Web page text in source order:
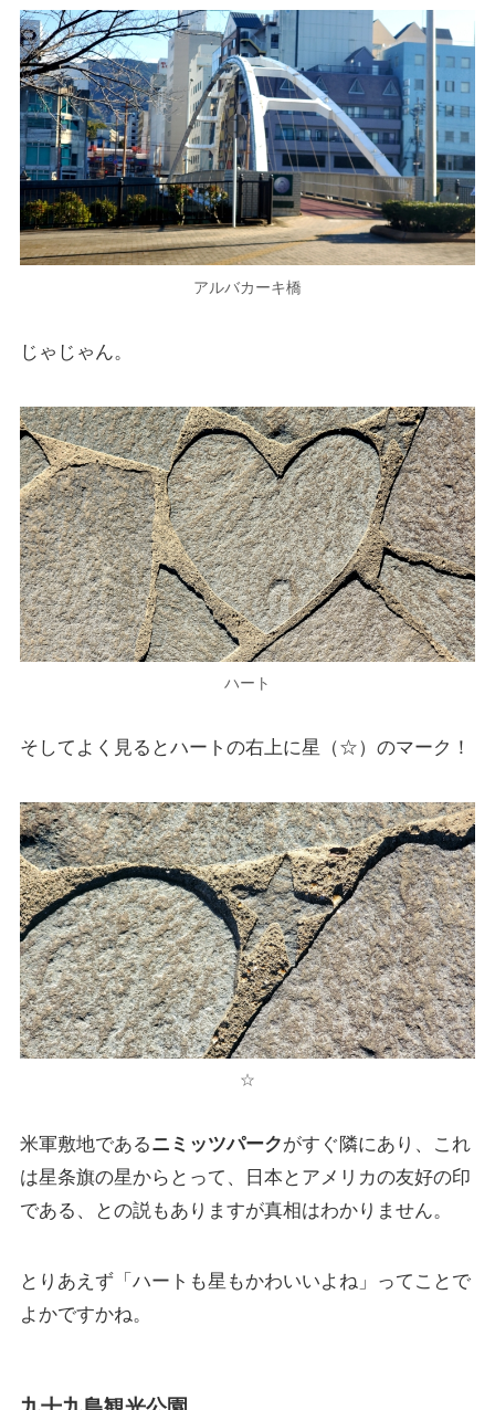
アルバカーキ橋
じゃじゃん。
ハート
そしてよく見るとハートの右上に星（☆）のマーク！
☆
米軍敷地であるニミッツパークがすぐ隣にあり、これ
は星条旗の星からとって、日本とアメリカの友好の印
である、との説もありますが真相はわかりません。
とりあえず「ハートも星もかわいいよね」ってことで
よかですかね。